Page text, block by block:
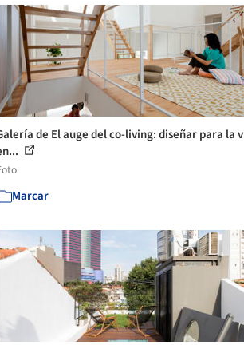
de El auge del co-living: diseñar para la
Marcar